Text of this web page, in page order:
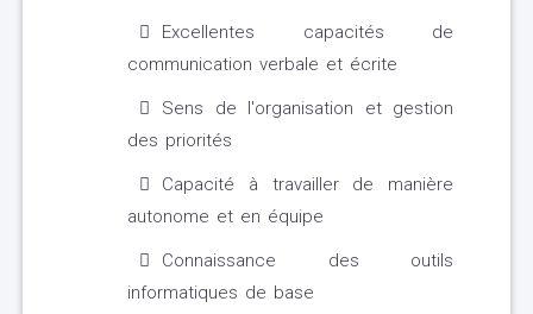
Excellentes capacités de
communication verbale et écrite
Sens de l'organisation et gestion
des priorités
Capacité à travailler de manière
autonome et en équipe
Connaissance des outils
informatiques de base